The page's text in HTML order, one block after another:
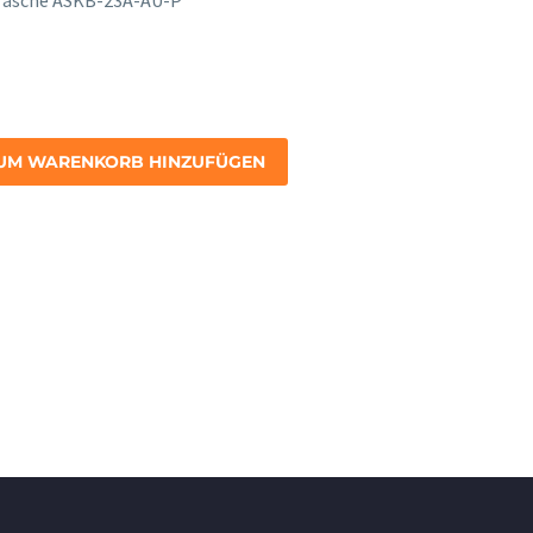
WARENKORB HINZUFÜGEN